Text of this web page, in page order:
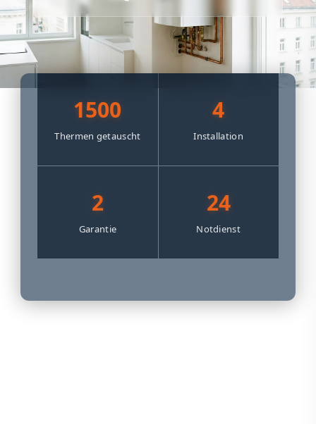
1500
Thermen getauscht
4
Installation
2
Garantie
24
Notdienst